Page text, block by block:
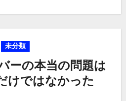
未分類
ーの本当の問題は
けではなかった